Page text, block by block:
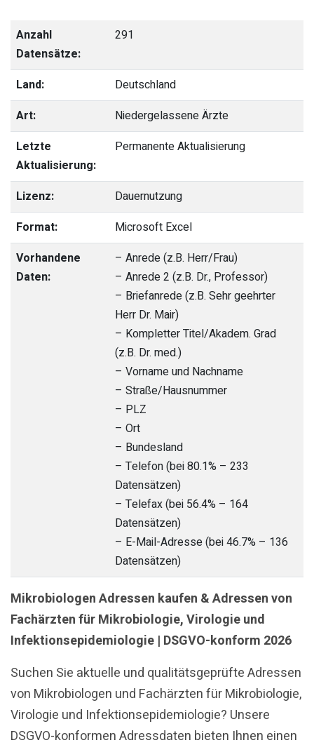
Anzahl
Datensätze:
291
Land:
Deutschland
Art:
Niedergelassene Ärzte
Letzte
Aktualisierung:
Permanente Aktualisierung
Lizenz:
Dauernutzung
Format:
Microsoft Excel
Vorhandene
Daten:
– Anrede (z.B. Herr/Frau)
– Anrede 2 (z.B. Dr., Professor)
– Briefanrede (z.B. Sehr geehrter
Herr Dr. Mair)
– Kompletter Titel/Akadem. Grad
(z.B. Dr. med.)
– Vorname und Nachname
– Straße/Hausnummer
– PLZ
– Ort
– Bundesland
– Telefon (bei 80.1% – 233
Datensätzen)
– Telefax (bei 56.4% – 164
Datensätzen)
– E-Mail-Adresse (bei 46.7% – 136
Datensätzen)
Mikrobiologen Adressen kaufen & Adressen von
Fachärzten für Mikrobiologie, Virologie und
Infektionsepidemiologie | DSGVO-konform 2026
Suchen Sie aktuelle und qualitätsgeprüfte Adressen
von Mikrobiologen und Fachärzten für Mikrobiologie,
Virologie und Infektionsepidemiologie? Unsere
DSGVO-konformen Adressdaten bieten Ihnen einen